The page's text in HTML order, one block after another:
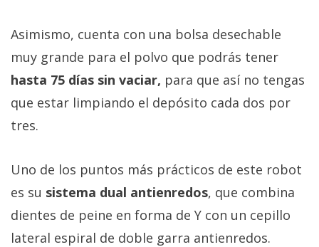
Asimismo, cuenta con una bolsa desechable
muy grande para el polvo que podrás tener
hasta 75 días sin vaciar, para que así no tengas
que estar limpiando el depósito cada dos por
tres.
Uno de los puntos más prácticos de este robot
es su sistema dual antienredos, que combina
dientes de peine en forma de Y con un cepillo
lateral espiral de doble garra antienredos.